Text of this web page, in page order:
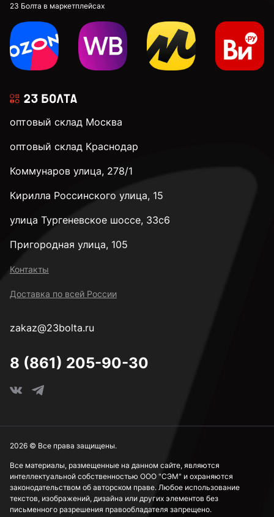
23 Болта в маркетплейсах
оптовый склад Москва
оптовый склад Краснодар
Коммунаров улица, 278/1
Кирилла Россинского улица, 15
улица Тургеневское шоссе, 33с6
Пригородная улица, 105
Контакты
Доставка по всей России
zakaz@23bolta.ru
8 (861) 205-90-30
Все материалы, размещенные на данном сайте, являются
интеллектуальной собственностью ООО "СЭМ" и охраняются
законодательством об авторском праве. Любое использование
текстов, изображений, дизайна или других элементов без
письменного разрешения правообладателя запрещено.
2026 © Все права защищены.